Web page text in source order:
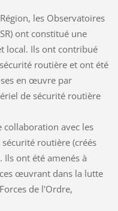
les Observatoires
ont constitué une
local. Ils ont contribué
routière et ont été
en œuvre par
de sécurité routière
avec les
routière (créés
ont été amenés à
œuvrant dans la lutte
de l'Ordre,